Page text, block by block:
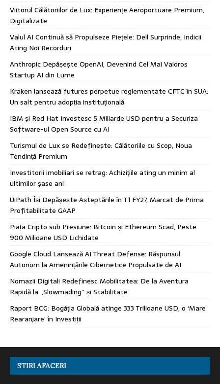
Viitorul Călătoriilor de Lux: Experiențe Aeroportuare Premium,
Digitalizate
Valul AI Continuă să Propulseze Piețele: Dell Surprinde, Indicii
Ating Noi Recorduri
Anthropic Depășește OpenAI, Devenind Cel Mai Valoros
Startup AI din Lume
Kraken lansează futures perpetue reglementate CFTC în SUA:
Un salt pentru adopția instituțională
IBM și Red Hat Investesc 5 Miliarde USD pentru a Securiza
Software-ul Open Source cu AI
Turismul de Lux se Redefinește: Călătoriile cu Scop, Noua
Tendință Premium
Investitorii imobiliari se retrag: Achizițiile ating un minim al
ultimilor șase ani
UiPath Își Depășește Așteptările în T1 FY27, Marcat de Prima
Profitabilitate GAAP
Piața Cripto sub Presiune: Bitcoin și Ethereum Scad, Peste
900 Milioane USD Lichidate
Google Cloud Lansează AI Threat Defense: Răspunsul
Autonom la Amenințările Cibernetice Propulsate de AI
Nomazii Digitali Redefinesc Mobilitatea: De la Aventura
Rapidă la „Slowmading” și Stabilitate
Raport BCG: Bogăția Globală atinge 333 Trilioane USD, o ‘Mare
Rearanjare’ în Investiții
STIRI AFACERI